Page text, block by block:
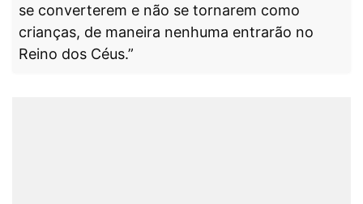
se converterem e não se tornarem como
crianças, de maneira nenhuma entrarão no
Reino dos Céus.”